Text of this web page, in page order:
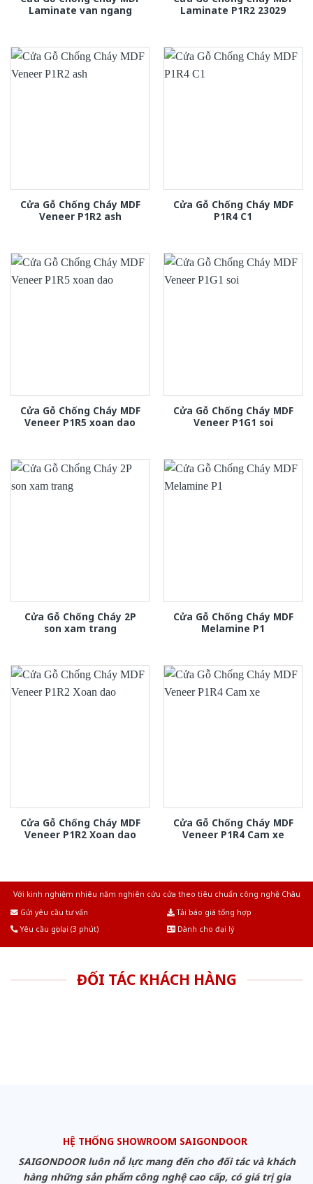
Laminate van ngang
Laminate P1R2 23029
Cửa Gỗ Chống Cháy MDF
Veneer P1R2 ash
Cửa Gỗ Chống Cháy MDF
P1R4 C1
Cửa Gỗ Chống Cháy MDF
Veneer P1R5 xoan dao
Cửa Gỗ Chống Cháy MDF
Veneer P1G1 soi
Cửa Gỗ Chống Cháy 2P
son xam trang
Cửa Gỗ Chống Cháy MDF
Melamine P1
Cửa Gỗ Chống Cháy MDF
Veneer P1R2 Xoan dao
Cửa Gỗ Chống Cháy MDF
Veneer P1R4 Cam xe
Với kinh nghiệm nhiêu năm nghiên cứu cửa theo tiêu chuẩn công nghệ Châu
Gửi yêu cầu tư vấn
Tải báo giá tổng hợp
Yêu cầu gọi lại (3 phút)
Dành cho đại lý
ĐỐI TÁC KHÁCH HÀNG
HỆ THỐNG SHOWROOM SAIGONDOOR
SAIGONDOOR luôn nỗ lực mang đến cho đối tác và khách
hàng những sản phẩm công nghệ cao cấp, có giá trị gia